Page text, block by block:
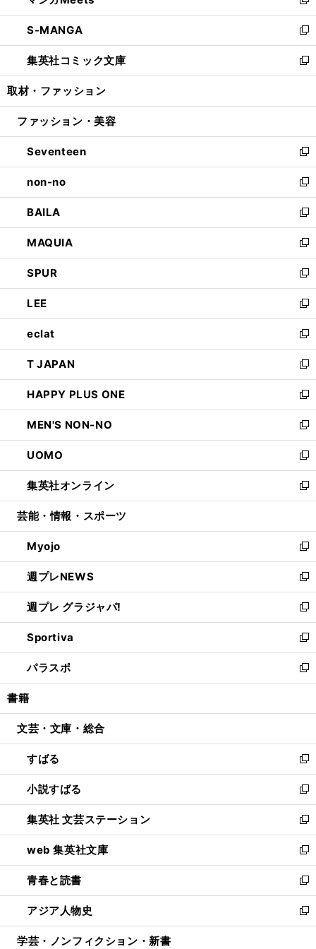
開
く
ウ
で
開
く
ン
ド
ウ
で
開
ウ
ィ
ン
ド
ウ
開
新
し
い
ウ
ィ
ン
ウ
開
く
S-MANGA
新
し
い
ウ
ン
ウ
で
開
く
集英社コミック文庫
新
し
ウ
ン
ド
ウ
で
開
く
取材・ファッション
ファッション・美容
Seventeen
新
し
い
ウ
ィ
ン
ド
ウ
で
開
く
non-no
新
し
い
ウ
ィ
ン
ド
ウ
で
開
く
BAILA
新
し
い
ウ
ィ
ン
ド
ウ
で
開
く
MAQUIA
新
し
い
ウ
ィ
ン
ド
ウ
で
開
く
SPUR
新
し
い
ウ
ィ
ン
ド
ウ
で
開
く
LEE
新
し
い
ウ
ィ
ン
ド
ウ
で
開
く
eclat
新
し
い
ウ
ィ
ン
ド
ウ
で
開
く
T JAPAN
新
し
い
ウ
ィ
ン
ド
ウ
で
開
HAPPY PLUS ONE
新
し
い
ウ
ィ
ン
ド
ウ
開
く
MEN'S NON-NO
新
し
い
ウ
ィ
ン
ウ
で
開
く
UOMO
新
し
い
ウ
ン
ド
ウ
で
開
く
集英社オンライン
新
し
ウ
ィ
ン
ド
ウ
で
開
く
芸能・情報・スポーツ
Myojo
新
し
い
ウ
ィ
ン
ド
ウ
で
開
週プレNEWS
新
し
い
ウ
ィ
ン
ド
ウ
開
週プレ グラジャパ!
新
し
い
ウ
ィ
ン
ウ
開
く
Sportiva
新
し
い
ウ
ン
ウ
で
開
く
パラスポ
新
し
ウ
ン
ド
ウ
で
開
く
書籍
文芸・文庫・総合
すばる
新
し
い
ウ
ィ
ン
ド
ウ
で
開
く
小説すばる
新
し
い
ウ
ィ
ン
ド
ウ
で
開
集英社 文芸ステーション
新
し
い
ウ
ィ
ン
ド
ウ
web 集英社文庫
新
し
い
ウ
ィ
ン
青春と読書
新
し
い
ウ
アジア人物史
新
し
学芸・ノンフィクション・新書